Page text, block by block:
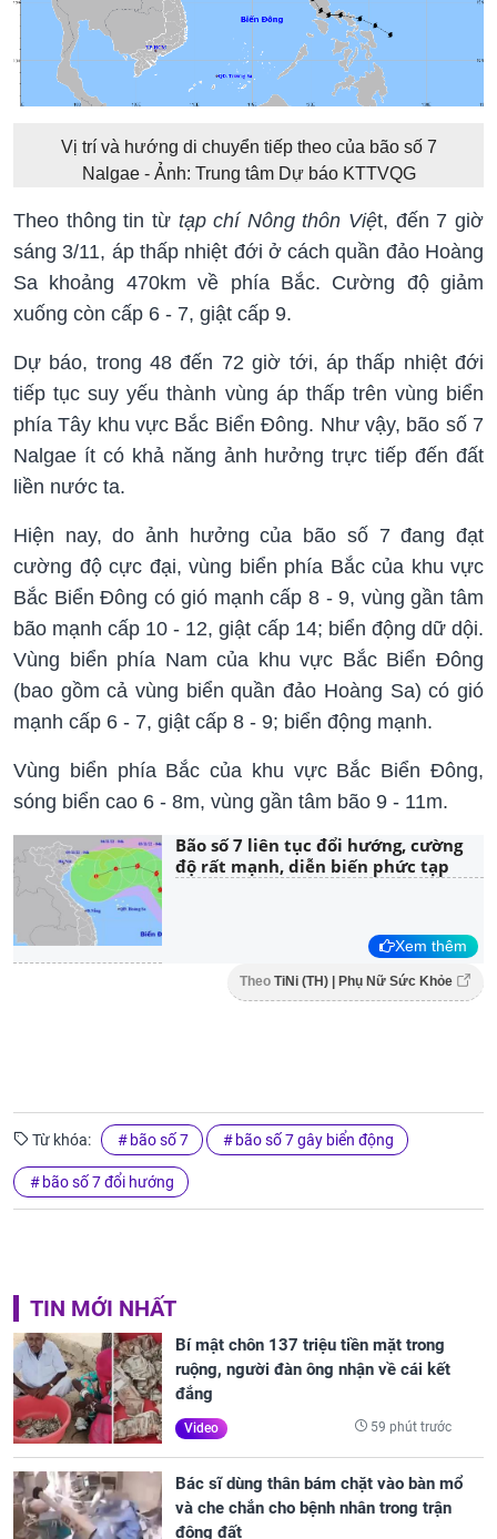
Vị trí và hướng di chuyển tiếp theo của bão số 7
Nalgae - Ảnh: Trung tâm Dự báo KTTVQG
Theo thông tin từ tạp chí Nông thôn Việt, đến 7 giờ
sáng 3/11, áp thấp nhiệt đới ở cách quần đảo Hoàng
Sa khoảng 470km về phía Bắc. Cường độ giảm
xuống còn cấp 6 - 7, giật cấp 9.
Dự báo, trong 48 đến 72 giờ tới, áp thấp nhiệt đới
tiếp tục suy yếu thành vùng áp thấp trên vùng biển
phía Tây khu vực Bắc Biển Đông. Như vậy, bão số 7
Nalgae ít có khả năng ảnh hưởng trực tiếp đến đất
liền nước ta.
Hiện nay, do ảnh hưởng của bão số 7 đang đạt
cường độ cực đại, vùng biển phía Bắc của khu vực
Bắc Biển Đông có gió mạnh cấp 8 - 9, vùng gần tâm
bão mạnh cấp 10 - 12, giật cấp 14; biển động dữ dội.
Vùng biển phía Nam của khu vực Bắc Biển Đông
(bao gồm cả vùng biển quần đảo Hoàng Sa) có gió
mạnh cấp 6 - 7, giật cấp 8 - 9; biển động mạnh.
Vùng biển phía Bắc của khu vực Bắc Biển Đông,
sóng biển cao 6 - 8m, vùng gần tâm bão 9 - 11m.
Bão số 7 liên tục đổi hướng, cường
độ rất mạnh, diễn biến phức tạp
Xem thêm
Theo TiNi (TH) | Phụ Nữ Sức Khỏe
Từ khóa: bão số 7 bão số 7 gây biển động
bão số 7 đổi hướng
TIN MỚI NHẤT
Bí mật chôn 137 triệu tiền mặt trong
ruộng, người đàn ông nhận về cái kết
đắng
Video 59 phút trước
Bác sĩ dùng thân bám chặt vào bàn mổ
và che chắn cho bệnh nhân trong trận
động đất